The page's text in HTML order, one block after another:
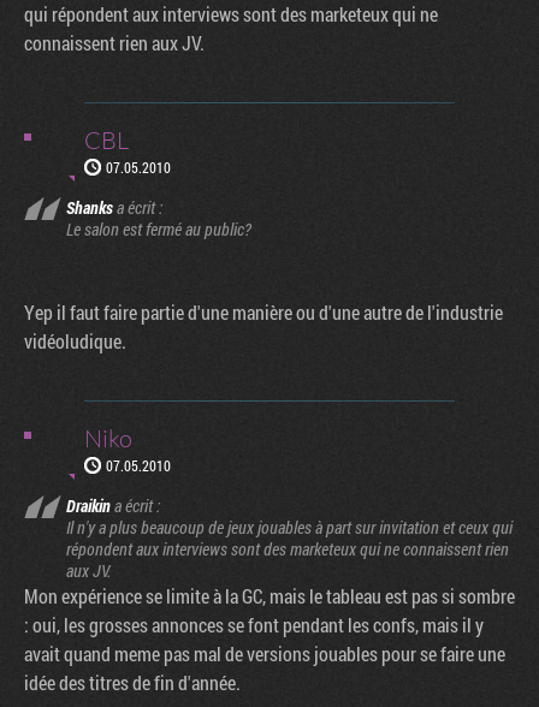
qui répondent aux interviews sont des marketeux qui ne
connaissent rien aux JV.
CBL
07.05.2010
Shanksa écrit :
Le salon est fermé au public?
Yep il faut faire partie d'une manière ou d'une autre de l'industrie
vidéoludique.
Niko
07.05.2010
Draikina écrit :
Il n'y a plus beaucoup de jeux jouables à part sur invitation et ceux qui
répondent aux interviews sont des marketeux qui ne connaissent rien
aux JV.
Mon expérience se limite à la GC, mais le tableau est pas si sombre
: oui, les grosses annonces se font pendant les confs, mais il y
avait quand meme pas mal de versions jouables pour se faire une
idée des titres de fin d'année.